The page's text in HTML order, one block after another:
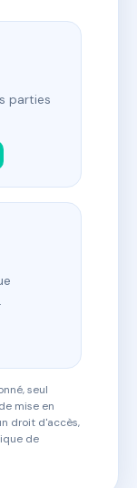
parties
seul
mise en
droit d'accès,
de